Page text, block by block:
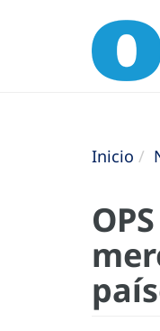
Inicio